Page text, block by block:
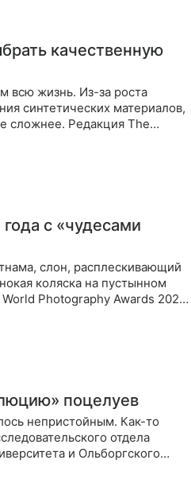
качественную
всю жизнь. Из-за роста
синтетических материалов,
сложнее. Редакция The
с «чудесами
слон, расплескивающий
коляска на пустынном
Photography Awards 2024
поцелуев
непристойным. Как-то
отдела
и Ольборгского